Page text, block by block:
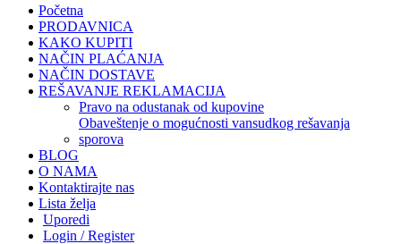
Početna
PRODAVNICA
KAKO KUPITI
NAČIN PLAĆANJA
NAČIN DOSTAVE
REŠAVANJE REKLAMACIJA
pravo na odustanak od kupovine
obaveštenje o mogućnosti vansudkog rešavanja
sporova
BLOG
O NAMA
Kontaktirajte nas
Lista želja
Uporedi
Login / Register